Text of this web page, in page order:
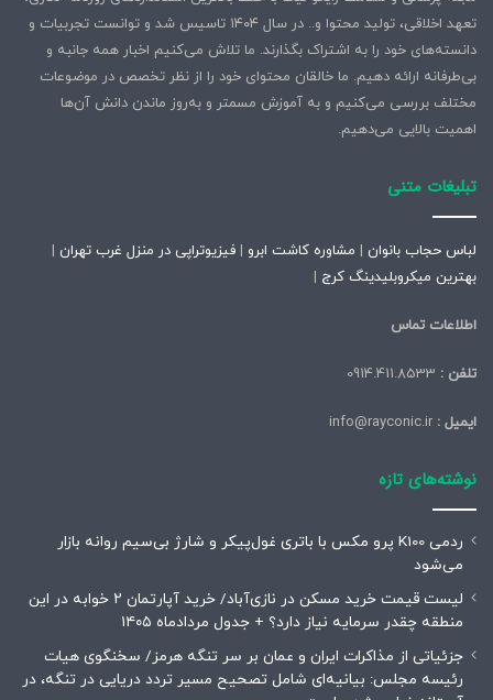
تعهد اخلاقی، تولید محتوا و.. در سال ۱۴۰۴ تاسیس شد و توانست تجربیات و
دانسته‌های خود را به اشتراک بگذارند. ما تلاش می‌کنیم اخبار همه جانبه و
بی‌طرفانه ارائه دهیم. ما خالقان محتوای خود را از نظر تخصص در موضوعات
مختلف بررسی می‌کنیم و به آموزش مسمتر و به‌روز ماندن دانش آن‌ها
اهمیت بالایی می‌دهیم.
تبلیغات متنی
لباس حجاب بانوان | مشاوره کاشت ابرو | فیزیوتراپی در منزل غرب تهران |
بهترین میکروبلیدینگ کرج |
اطلاعات تماس
تلفن :
ایمیل :
نوشته‌های تازه
ردمی K100 پرو مکس با باتری غول‌پیکر و شارژ بی‌سیم روانه بازار
می‌شود
لیست قیمت خرید مسکن در نازی‌آباد/ خرید آپارتمان ۲ خوابه در این
منطقه چقدر سرمایه نیاز دارد؟ + جدول مردادماه ۱۴۰۵
جزئیاتی از مذاکرات ایران و عمان بر سر تنگه هرمز/ سخنگوی هیات
رئیسه مجلس: بیانیه‌ای شامل تصحیح مسیر تردد دریایی در تنگه، در